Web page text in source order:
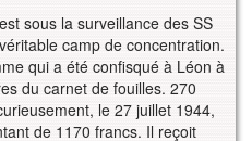
sous la surveillance des SS
camp de concentration.
qui a été confisqué à Léon à
du carnet de fouilles. 270
le 27 juillet 1944,
de 1170 francs. Il reçoit